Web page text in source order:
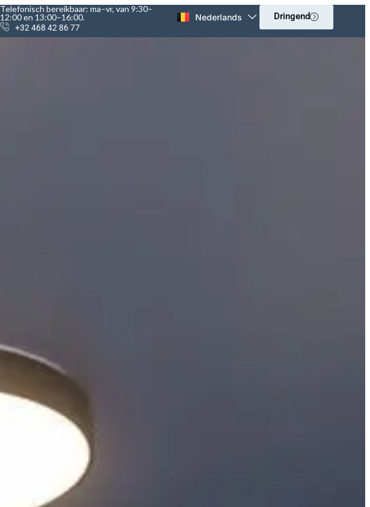
Telefonisch bereikbaar: ma–vr, van 9:30–
12:00 en 13:00–16:00.
+32 468 42 86 77
Nederlands
English Dringend